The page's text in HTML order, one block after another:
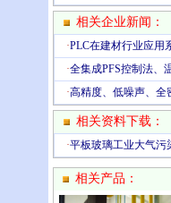
相关企业新闻：
·PLC在建材行业应用
·全集成PFS控制法、
·高精度、低噪声、全
相关资料下载：
·平板玻璃工业大气污
相关产品：